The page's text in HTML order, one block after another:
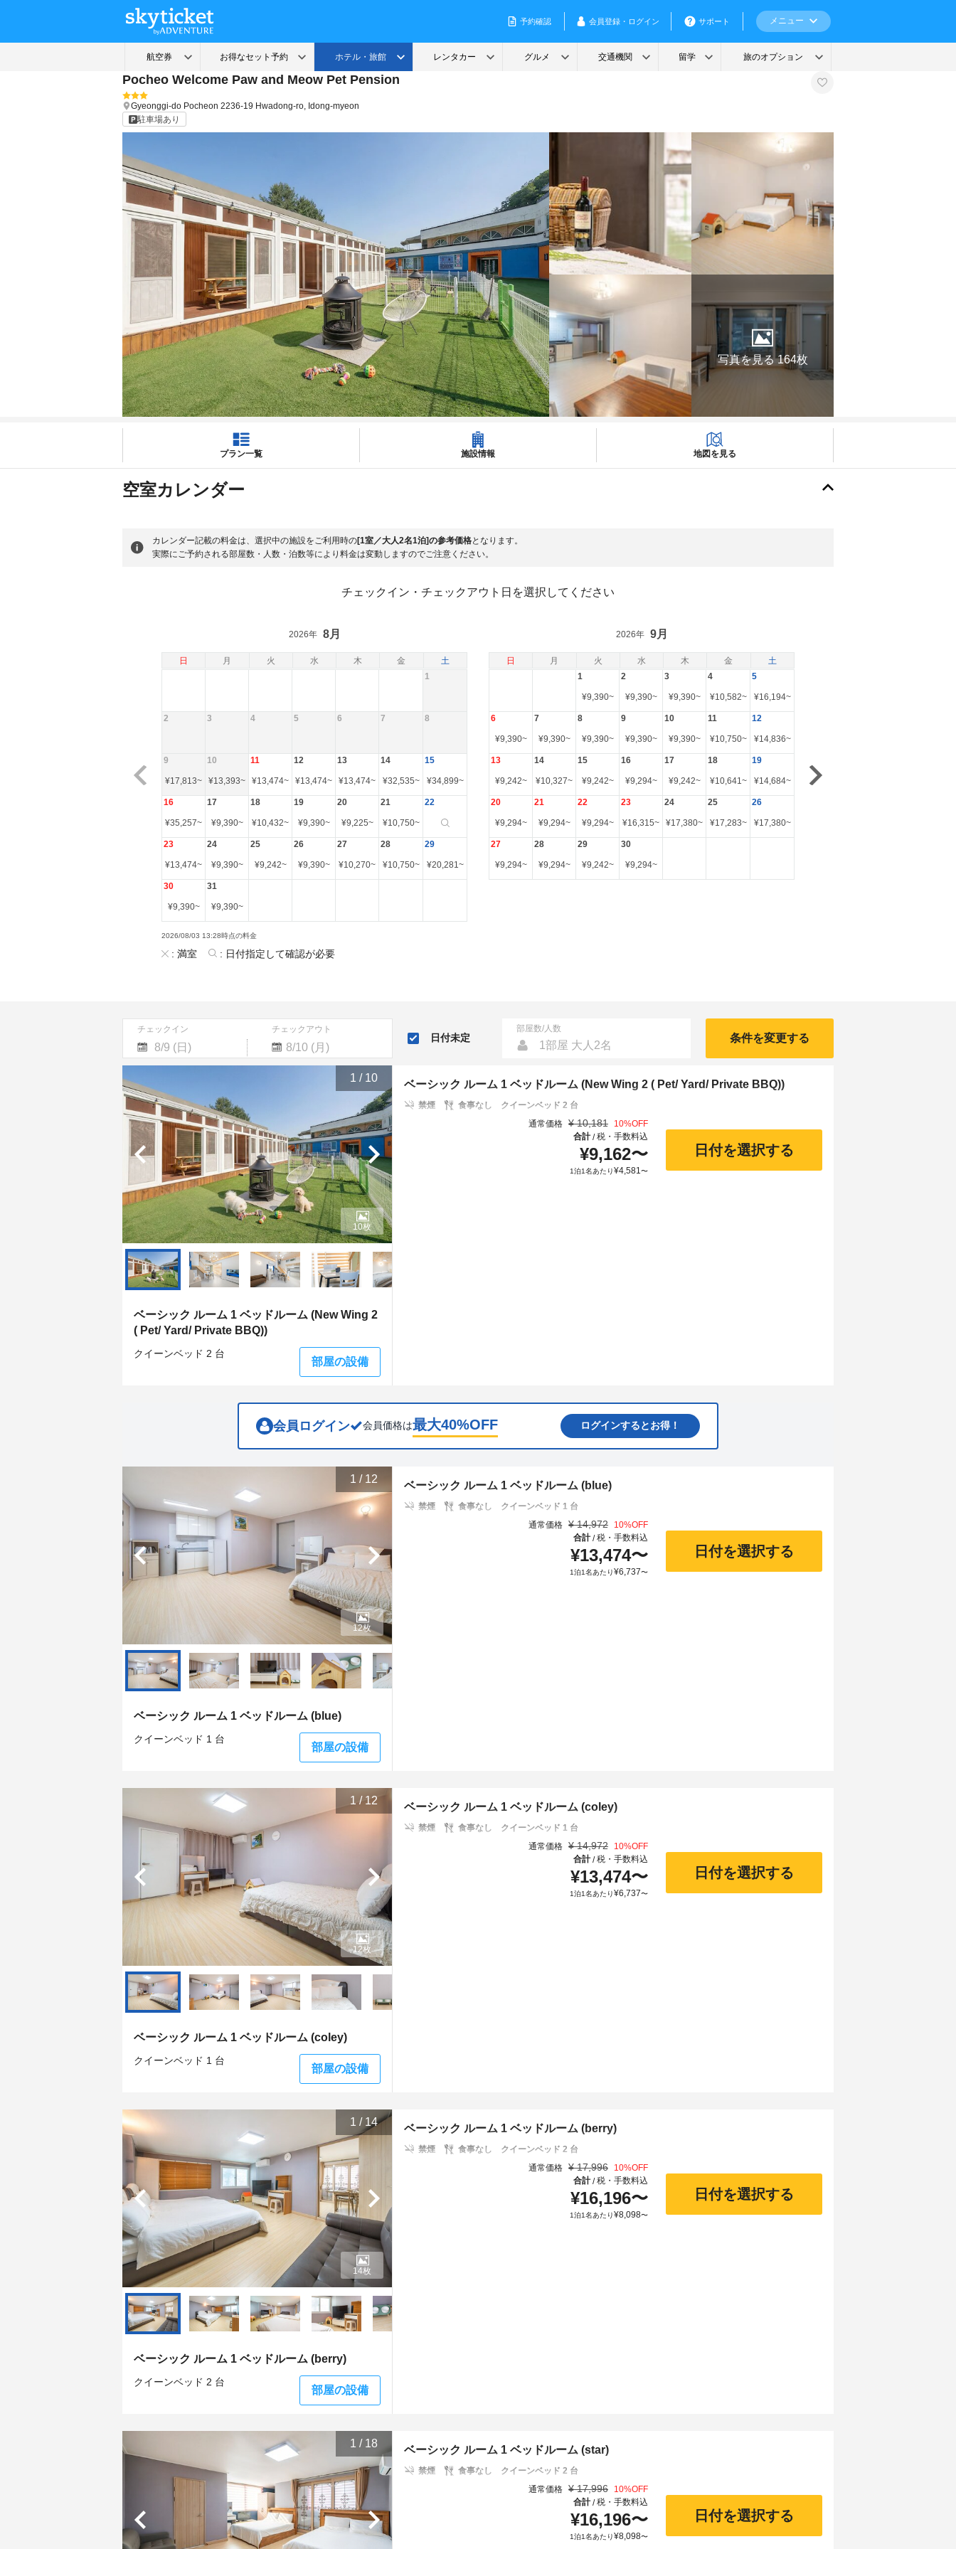
Pocheo Welcome Paw and Meow Pet Pension
Gyeonggi-do Pocheon 2236-19 Hwadong-ro, Idong-myeon
駐車場あり
写真を見る 164枚
プラン一覧 施設情報 地図を見る
空室カレンダー
カレンダー記載の料金は、選択中の施設をご利用時の[1室／大人2名1泊]の参考価格となります。
実際にご予約される部屋数・人数・泊数等により料金は変動しますのでご注意ください。
チェックイン・チェックアウト日を選択してください
日 月 火 水 木 金 土 日 月 火 水 木 金 土
2026年 8月
1
2 3 4 5 6 7 8
9
¥17,813~
10
¥13,393~
11
¥13,474~
12
¥13,474~
13
¥13,474~
14
¥32,535~
15
¥34,899~
16
¥35,257~
17
¥9,390~
18
¥10,432~
19
¥9,390~
20
¥9,225~
21
¥10,750~
22
23
¥13,474~
24
¥9,390~
25
¥9,242~
26
¥9,390~
27
¥10,270~
28
¥10,750~
29
¥20,281~
30
¥9,390~
31
¥9,390~
2026年 9月
1
¥9,390~
2
¥9,390~
3
¥9,390~
4
¥10,582~
5
¥16,194~
6
¥9,390~
7
¥9,390~
8
¥9,390~
9
¥9,390~
10
¥9,390~
11
¥10,750~
12
¥14,836~
13
¥9,242~
14
¥10,327~
15
¥9,242~
16
¥9,294~
17
¥9,242~
18
¥10,641~
19
¥14,684~
20
¥9,294~
21
¥9,294~
22
¥9,294~
23
¥16,315~
24
¥17,380~
25
¥17,283~
26
¥17,380~
27
¥9,294~
28
¥9,294~
29
¥9,242~
30
¥9,294~
2026/08/03 13:28時点の料金
: 満室 : 日付指定して確認が必要
チェックイン チェックアウト
Navigate
to
interact
with
the
calendar
and
select
date.
Press
the
question
mark
key
to
get
the
shortcuts
for
dates.
Navigate
calendar
and
select
a
date.
Press
the
question
mark
key
to
get
shortcuts
日付未定
部屋数/人数
1部屋 大人2名
条件を変更する
1 / 10
ベーシック ルーム 1 ベッドルーム (New Wing 2
( Pet/ Yard/ Private BBQ))
クイーンベッド 2 台
部屋の設備
10枚
ベーシック ルーム 1 ベッドルーム (New Wing 2 ( Pet/ Yard/ Private BBQ))
禁煙 食事なし
クイーンベッド 2 台
通常価格 ¥ 10,181 10%OFF
合計/税・手数料込
¥9,162〜
1泊1名あたり¥4,581〜
日付を選択する
会員ログイン 会員価格は最大40%OFF ログインするとお得！
1 / 12
ベーシック ルーム 1 ベッドルーム (blue)
クイーンベッド 1 台
部屋の設備
12枚
ベーシック ルーム 1 ベッドルーム (blue)
禁煙 食事なし
クイーンベッド 1 台
通常価格 ¥ 14,972 10%OFF
合計/税・手数料込
¥13,474〜
1泊1名あたり¥6,737〜
日付を選択する
1 / 12
ベーシック ルーム 1 ベッドルーム (coley)
クイーンベッド 1 台
部屋の設備
12枚
ベーシック ルーム 1 ベッドルーム (coley)
禁煙 食事なし
クイーンベッド 1 台
通常価格 ¥ 14,972 10%OFF
合計/税・手数料込
¥13,474〜
1泊1名あたり¥6,737〜
日付を選択する
1 / 14
ベーシック ルーム 1 ベッドルーム (berry)
クイーンベッド 2 台
部屋の設備
14枚
ベーシック ルーム 1 ベッドルーム (berry)
禁煙 食事なし
クイーンベッド 2 台
通常価格 ¥ 17,996 10%OFF
合計/税・手数料込
¥16,196〜
1泊1名あたり¥8,098〜
日付を選択する
1 / 18
ベーシック ルーム 1 ベッドルーム (star)
禁煙 食事なし
クイーンベッド 2 台
通常価格 ¥ 17,996 10%OFF
合計/税・手数料込
¥16,196〜
1泊1名あたり¥8,098〜
日付を選択する